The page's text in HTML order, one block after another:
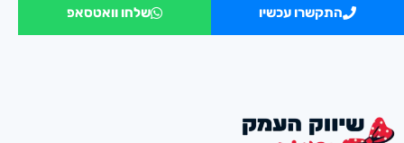
התקשרו עכשיו שלחו וואטסאפ